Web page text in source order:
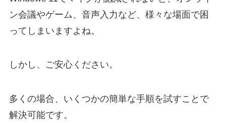
ン会議やゲーム、音声入力など、様々な場面で困
ってしまいますよね。
しかし、ご安心ください。
多くの場合、いくつかの簡単な手順を試すことで
解決可能です。